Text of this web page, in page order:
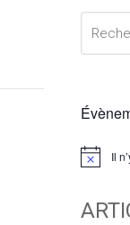
Notice Il